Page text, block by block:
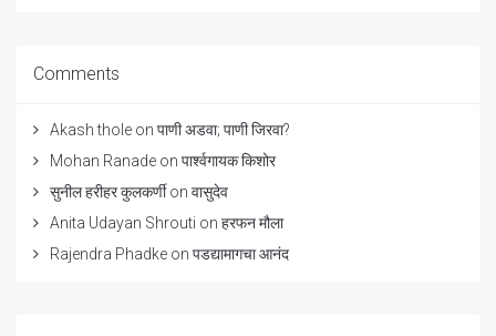
Comments
Akash thole on पाणी अडवा; पाणी जिरवा?
Mohan Ranade on पार्श्वगायक किशोर
सुनील हरीहर कुलकर्णीon वासुदेव
Anita Udayan Shrouti on हरफन मौला
Rajendra Phadke on पडद्यामागचा आनंद